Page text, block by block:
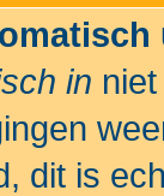
in
dit is